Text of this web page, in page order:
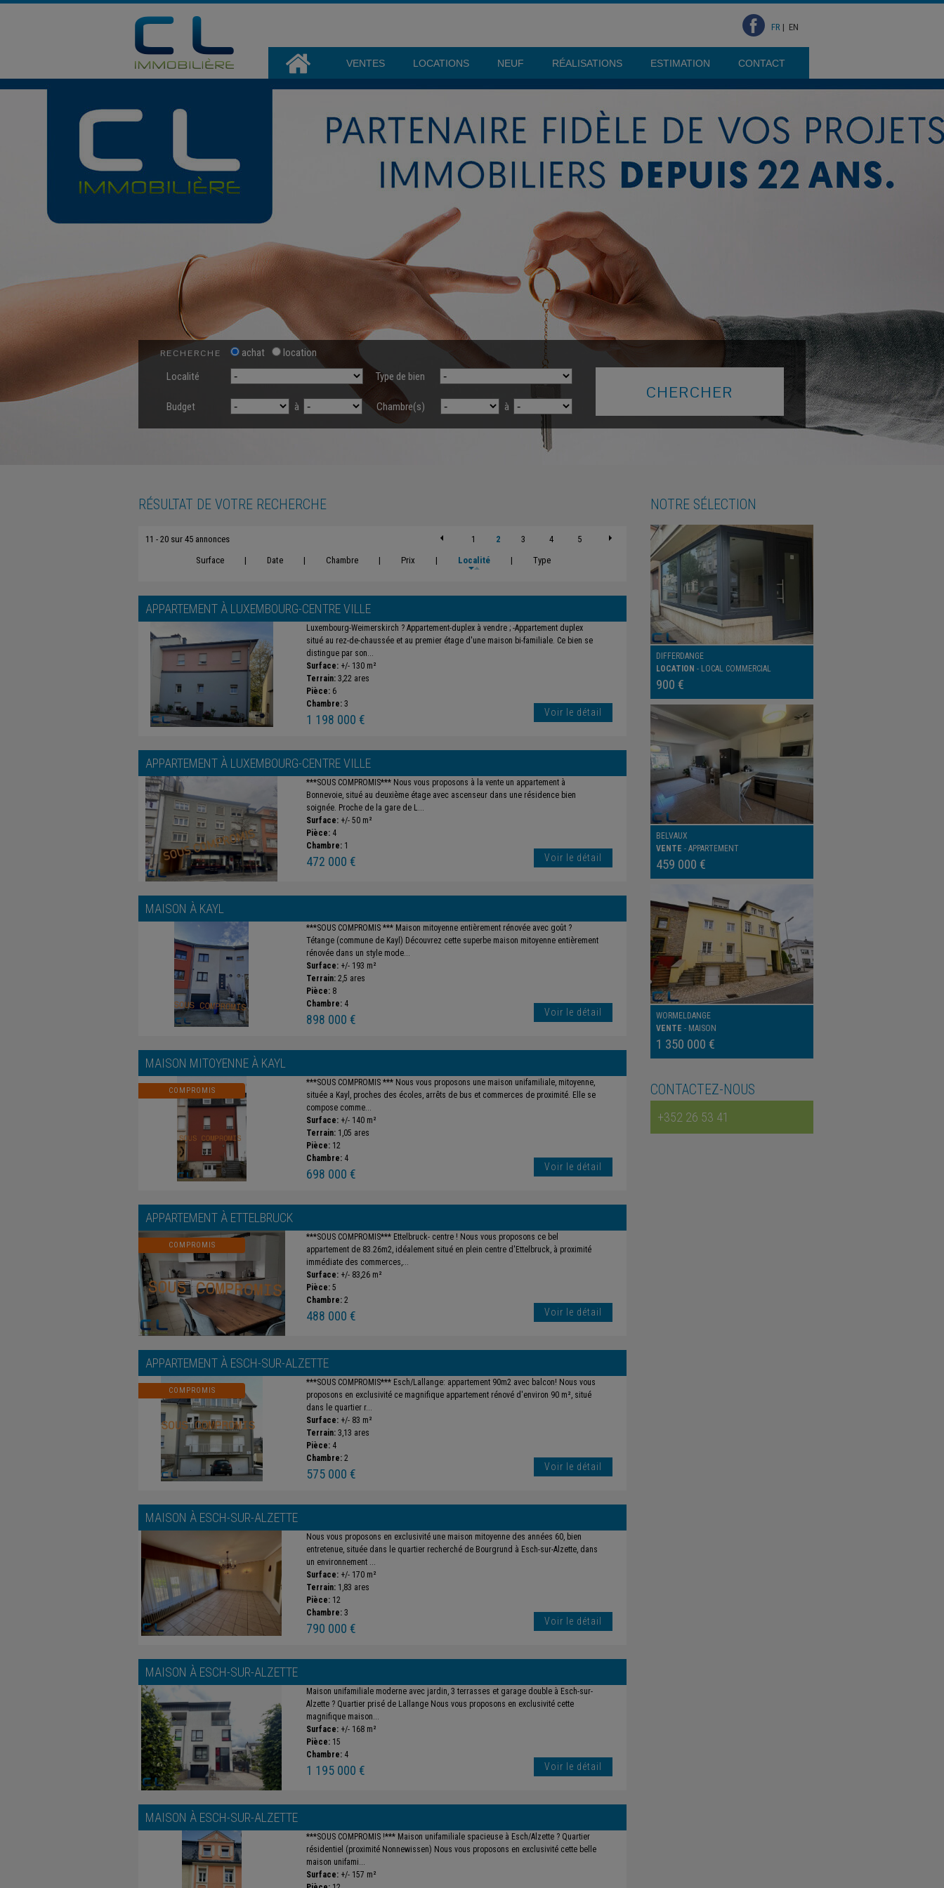
FR | EN
VENTES LOCATIONS NEUF RÉALISATIONS ESTIMATION CONTACT
RECHERCHE achat
location
Localité
Type de bien
Budget à Chambre(s) à
RÉSULTAT DE VOTRE RECHERCHE
11 - 20 sur 45 annonces 1 2 3 4
5
Surface
| Date | Chambre | Prix | Localité | Type
APPARTEMENT À LUXEMBOURG-CENTRE VILLE
Luxembourg-Weimerskirch ? Appartement-duplex à vendre ; -Appartement duplex
situé au rez-de-chaussée et au premier étage d'une maison bi-familiale. Ce bien se
distingue par son...
Surface: +/- 130 m²
Terrain: 3,22 ares
Pièce: 6
Chambre: 3
1 198 000 € Voir le détail
APPARTEMENT À LUXEMBOURG-CENTRE VILLE
***SOUS COMPROMIS*** Nous vous proposons à la vente un appartement à
Bonnevoie, situé au deuxième étage avec ascenseur dans une résidence bien
soignée. Proche de la gare de L...
Surface: +/- 50 m²
Pièce: 4
Chambre: 1
472 000 € Voir le détail
MAISON À KAYL
***SOUS COMPROMIS *** Maison mitoyenne entièrement rénovée avec goût ?
Tétange (commune de Kayl) Découvrez cette superbe maison mitoyenne entièrement
rénovée dans un style mode...
Surface: +/- 193 m²
Terrain: 2,5 ares
Pièce: 8
Chambre: 4
898 000 € Voir le détail
MAISON MITOYENNE À KAYL
COMPROMIS
***SOUS COMPROMIS *** Nous vous proposons une maison unifamiliale, mitoyenne,
située a Kayl, proches des écoles, arrêts de bus et commerces de proximité. Elle se
compose comme...
Surface: +/- 140 m²
Terrain: 1,05 ares
Pièce: 12
Chambre: 4
698 000 € Voir le détail
APPARTEMENT À ETTELBRUCK
COMPROMIS
***SOUS COMPROMIS*** Ettelbruck- centre ! Nous vous proposons ce bel
appartement de 83.26m2, idéalement situé en plein centre d'Ettelbruck, à proximité
immédiate des commerces,...
Surface: +/- 83,26 m²
Pièce: 5
Chambre: 2
488 000 € Voir le détail
APPARTEMENT À ESCH-SUR-ALZETTE
COMPROMIS
***SOUS COMPROMIS*** Esch/Lallange: appartement 90m2 avec balcon! Nous vous
proposons en exclusivité ce magnifique appartement rénové d'environ 90 m², situé
dans le quartier r...
Surface: +/- 83 m²
Terrain: 3,13 ares
Pièce: 4
Chambre: 2
575 000 € Voir le détail
MAISON À ESCH-SUR-ALZETTE
Nous vous proposons en exclusivité une maison mitoyenne des années 60, bien
entretenue, située dans le quartier recherché de Bourgrund à Esch-sur-Alzette, dans
un environnement ...
Surface: +/- 170 m²
Terrain: 1,83 ares
Pièce: 12
Chambre: 3
790 000 € Voir le détail
MAISON À ESCH-SUR-ALZETTE
Maison unifamiliale moderne avec jardin, 3 terrasses et garage double à Esch-sur-
Alzette ? Quartier prisé de Lallange Nous vous proposons en exclusivité cette
magnifique maison...
Surface: +/- 168 m²
Pièce: 15
Chambre: 4
1 195 000 € Voir le détail
MAISON À ESCH-SUR-ALZETTE
***SOUS COMPROMIS !*** Maison unifamiliale spacieuse à Esch/Alzette ? Quartier
résidentiel (proximité Nonnewissen) Nous vous proposons en exclusivité cette belle
maison unifami...
Surface: +/- 157 m²
NOTRE SÉLECTION
DIFFERDANGE
LOCATION - LOCAL COMMERCIAL
900 €
BELVAUX
VENTE - APPARTEMENT
459 000 €
WORMELDANGE
VENTE - MAISON
1 350 000 €
CONTACTEZ-NOUS
+352 26 53 41